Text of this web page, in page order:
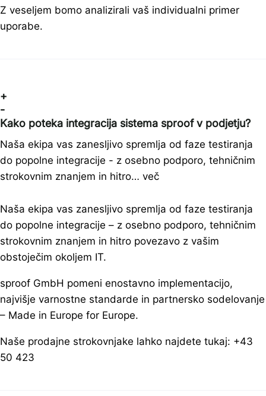
Z veseljem bomo analizirali vaš individualni primer
uporabe.
+
-
Kako poteka integracija sistema sproof v podjetju?
Naša ekipa vas zanesljivo spremlja od faze testiranja
do popolne integracije - z osebno podporo, tehničnim
strokovnim znanjem in hitro… več
Naša ekipa vas zanesljivo spremlja od faze testiranja
do popolne integracije – z osebno podporo, tehničnim
strokovnim znanjem in hitro povezavo z vašim
obstoječim okoljem IT.
sproof GmbH pomeni enostavno implementacijo,
najvišje varnostne standarde in partnersko sodelovanje
– Made in Europe for Europe.
Naše prodajne strokovnjake lahko najdete tukaj: +43
50 423